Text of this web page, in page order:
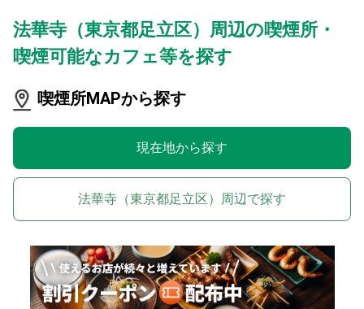
法華寺（東京都足立区）周辺の喫煙所・
喫煙可能なカフェ等を探す
喫煙所MAPから探す
現在地から探す
法華寺（東京都足立区）周辺で探す